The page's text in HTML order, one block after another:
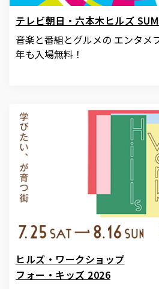
テレビ朝日・六本木ヒルズ
音楽と番組とグルメの エンタメ
年も入場無料！
ヒルズ・ワークショップ
フォー・キッズ 2026